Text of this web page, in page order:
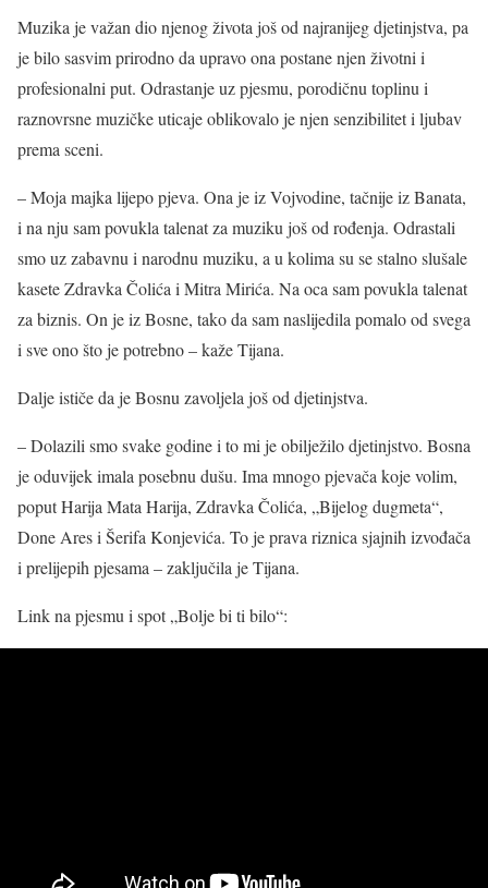
Muzika je važan dio njenog života još od najranijeg djetinjstva, pa
je bilo sasvim prirodno da upravo ona postane njen životni i
profesionalni put. Odrastanje uz pjesmu, porodičnu toplinu i
raznovrsne muzičke uticaje oblikovalo je njen senzibilitet i ljubav
prema sceni.
– Moja majka lijepo pjeva. Ona je iz Vojvodine, tačnije iz Banata,
i na nju sam povukla talenat za muziku još od rođenja. Odrastali
smo uz zabavnu i narodnu muziku, a u kolima su se stalno slušale
kasete Zdravka Čolića i Mitra Mirića. Na oca sam povukla talenat
za biznis. On je iz Bosne, tako da sam naslijedila pomalo od svega
i sve ono što je potrebno – kaže Tijana.
Dalje ističe da je Bosnu zavoljela još od djetinjstva.
– Dolazili smo svake godine i to mi je obilježilo djetinjstvo. Bosna
je oduvijek imala posebnu dušu. Ima mnogo pjevača koje volim,
poput Harija Mata Harija, Zdravka Čolića, „Bijelog dugmeta“,
Done Ares i Šerifa Konjevića. To je prava riznica sjajnih izvođača
i prelijepih pjesama – zaključila je Tijana.
Link na pjesmu i spot „Bolje bi ti bilo“: